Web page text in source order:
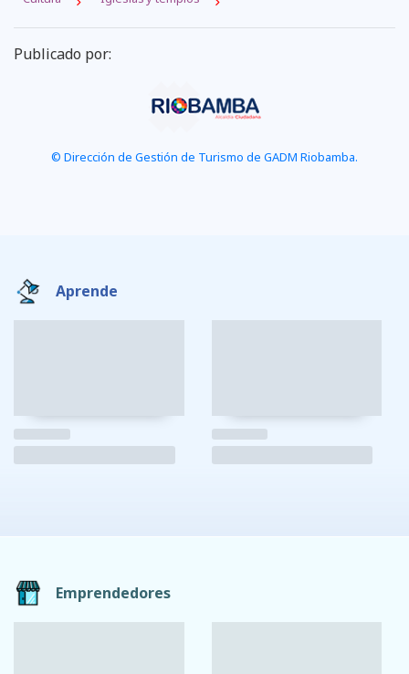
Publicado por:
© Dirección de Gestión de Turismo de GADM Riobamba.
Aprende
Emprendedores